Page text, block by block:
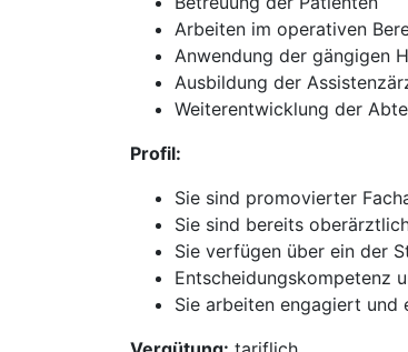
Arbeiten im operativen
Anwendung der gängigen
Ausbildung der
Weiterentwicklung der
Profil:
Sie sind promovierter
Sie sind bereits
Sie verfügen über ein der
Entscheidungskompetenz
Sie arbeiten engagiert